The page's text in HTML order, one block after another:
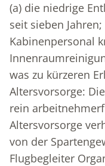
(a) die niedrige
seit sieben
Kabinenpersonal
was zu kürzeren
Altersvorsorge:
rein
Altersvorsorge
von der
Flugbegleiter